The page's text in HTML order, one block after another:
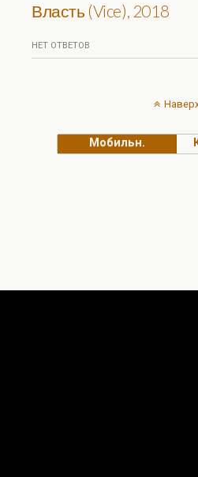
Власть (Vice), 2018
НЕТ ОТВЕТОВ
Мобильн.